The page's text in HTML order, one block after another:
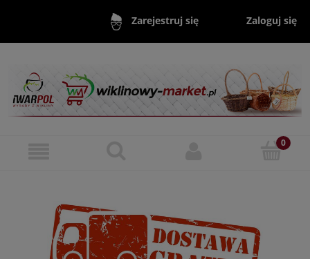
Zarejestruj się Zaloguj się